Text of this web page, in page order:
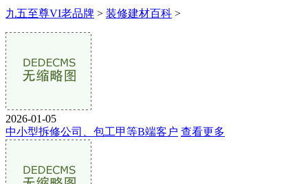
九五至尊VI老品牌 > 装修建材百科 >
2026-01-05
中小型拆修公司、包工甲等B端客户 查看更多